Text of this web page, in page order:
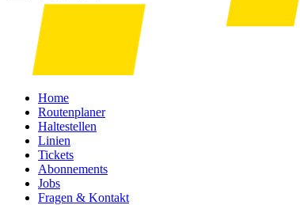
Home
Routenplaner
Haltestellen
Linien
Tickets
Abonnements
Jobs
Fragen & Kontakt